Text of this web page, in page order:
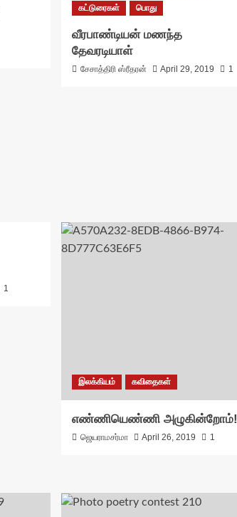
கட்டுரைகள்
பொது
வீரபாண்டியன் மணந்த
தேவரடியாள்
சேசாத்திரி ஸ்ரீதரன் April 29, 2019 1
1
இலக்கியம் கவிதைகள்
எண்ணியெண்ணி அழுகின்றோம்!
ஜெயராமசர்மா April 26, 2019 1